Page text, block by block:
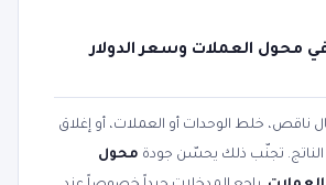
محول العملات وسعر الدولار
ناقص، خلط الوحدات أو العملات، أو إغلاق
تجنّب ذلك يحسّن جودة محول